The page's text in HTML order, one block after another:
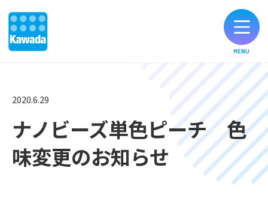
お知らせ
製品のご購入
MENU
2020.6.29
ナノビーズ単色ピーチ 色
味変更のお知らせ